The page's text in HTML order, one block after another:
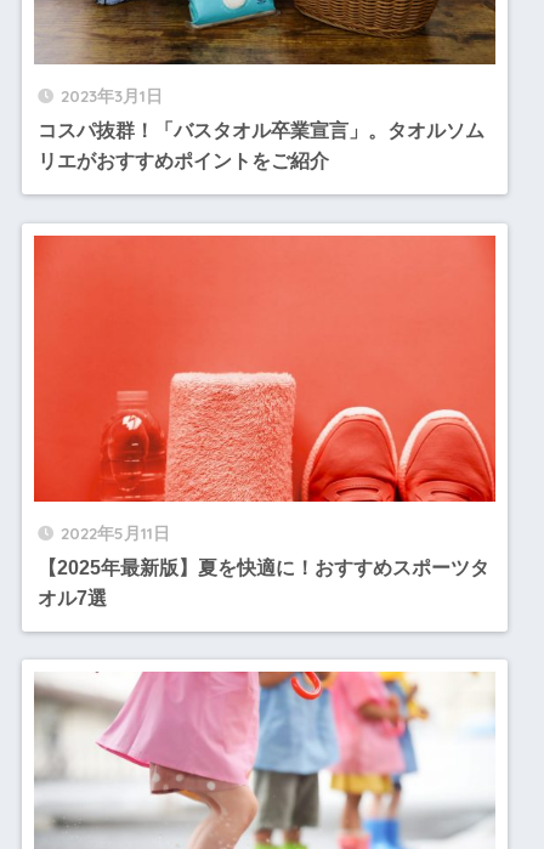
2023年3月1日
コスパ抜群！「バスタオル卒業宣言」。タオルソム
リエがおすすめポイントをご紹介
2022年5月11日
【2025年最新版】夏を快適に！おすすめスポーツタ
オル7選